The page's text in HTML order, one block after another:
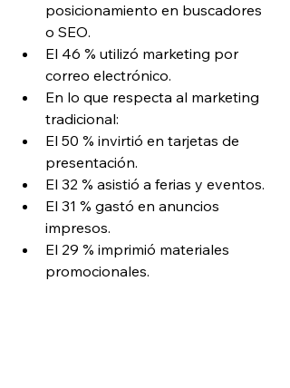
posicionamiento en buscadores
o SEO.
El 46 % utilizó marketing por
correo electrónico.
En lo que respecta al marketing
tradicional:
El 50 % invirtió en tarjetas de
presentación.
El 32 % asistió a ferias y eventos.
El 31 % gastó en anuncios
impresos.
El 29 % imprimió materiales
promocionales.